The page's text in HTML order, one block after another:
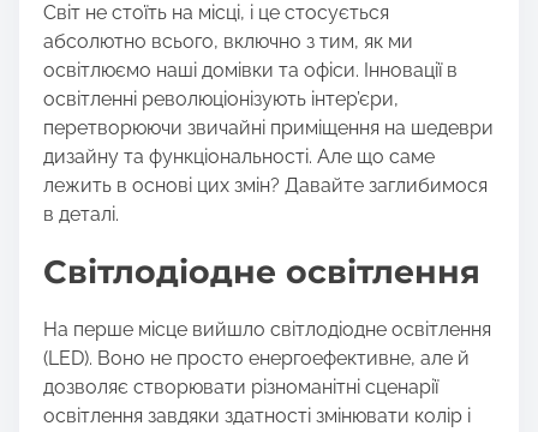
i
s
p
o
s
t
o
n
Світ не стоїть на місці, і це стосується
абсолютно всього, включно з тим, як ми
освітлюємо наші домівки та офіси. Інновації в
освітленні революціонізують інтер’єри,
перетворюючи звичайні приміщення на шедеври
дизайну та функціональності. Але що саме
лежить в основі цих змін? Давайте заглибимося
в деталі.
Світлодіодне освітлення
На перше місце вийшло світлодіодне освітлення
(LED). Воно не просто енергоефективне, але й
дозволяє створювати різноманітні сценарії
освітлення завдяки здатності змінювати колір і